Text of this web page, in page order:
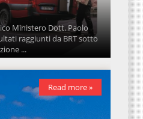
Ministero Dott. Paolo
raggiunti da BRT sotto
...
Read more »